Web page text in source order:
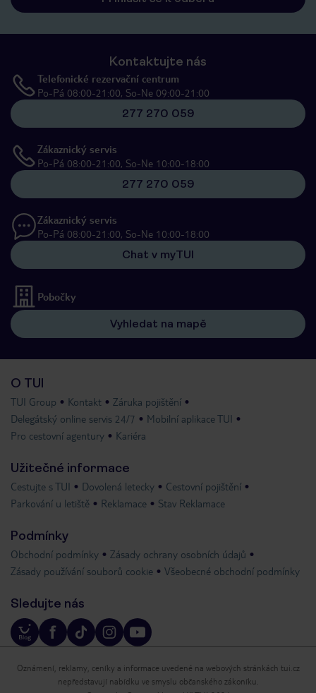
Kontaktujte nás
Telefonické rezervační centrum
Po-Pá 08:00-21:00, So-Ne 09:00-21:00
277 270 059
Zákaznický servis
Po-Pá 08:00-21:00, So-Ne 10:00-18:00
277 270 059
Zákaznický servis
Po-Pá 08:00-21:00, So-Ne 10:00-18:00
Chat v myTUI
Pobočky
Vyhledat na mapě
O TUI
TUI Group Kontakt
Záruka pojištění
Delegátský online servis 24/7
Mobilní aplikace TUI
Pro cestovní agentury
Kariéra
Užitečné informace
Cestujte s TUI Dovolená letecky
Cestovní pojištění
Parkování u letiště
Reklamace Stav Reklamace
Podmínky
Obchodní podmínky
Zásady ochrany osobních údajů
Zásady používání souborů cookie
Všeobecné obchodní podmínky
Sledujte nás
Oznámení, reklamy, ceníky a informace uvedené na webových stránkách tui.cz
nepředstavují nabídku ve smyslu občanského zákoníku.